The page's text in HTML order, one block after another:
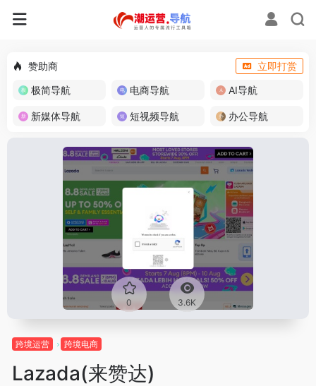
赞助商
立即打赏
极简导航
电商导航 AI导航
新媒体导航 短视频导航 办公导航
0 3.6K
跨境运营 跨境电商
Lazada(来赞达)